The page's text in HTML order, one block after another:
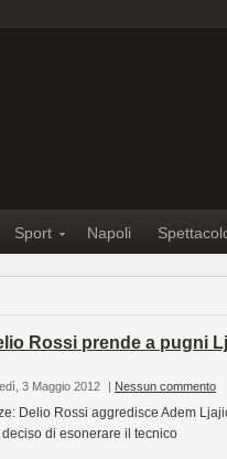
Sport Napoli
Rossi prende a pugni
3 Maggio 2012 | Nessun commento
Delio Rossi aggredisce Adem
di esonerare il tecnico